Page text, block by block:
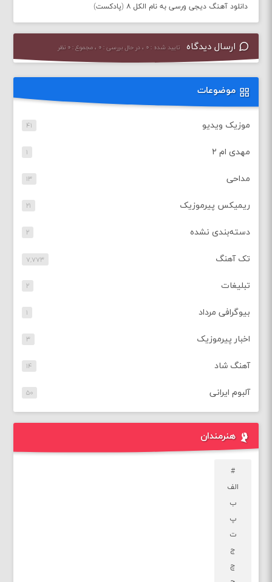
دانلود آهنگ دیجی ورسی به نام الکل ۸ (پادکست)
ارسال دیدگاه تایید شده : ۰ ، در حال بررسی : ۰ ، مجموع : ۰ نظر
موضوعات
موزیک ویدیو ۴۱
مهدی ام ۲ ۱
مداحی ۱۳
ریمیکس پیرموزیک ۲۱
دسته‌بندی نشده ۲
تک آهنگ ۷,۷۷۳
تبلیغات ۲
بیوگرافی مرداد ۱
اخبار پیرموزیک ۳
آهنگ شاد ۱۴
آلبوم ایرانی ۵۰
هنرمندان
#
الف
ب
پ
ت
ج
چ